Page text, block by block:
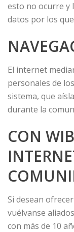
esto no ocurre y
datos por los
El internet
personales de
sistema, que
durante la
CON
Si desean
vuélvanse
con más de 10